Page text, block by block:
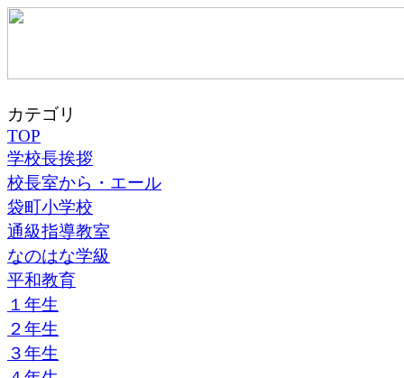
カテゴリ
TOP
学校長挨拶
校長室から・エール
袋町小学校
通級指導教室
なのはな学級
平和教育
１年生
２年生
３年生